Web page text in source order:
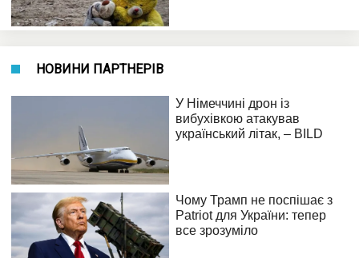
НОВИНИ ПАРТНЕРІВ